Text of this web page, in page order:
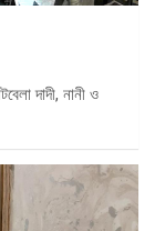
দাদী, নানী ও